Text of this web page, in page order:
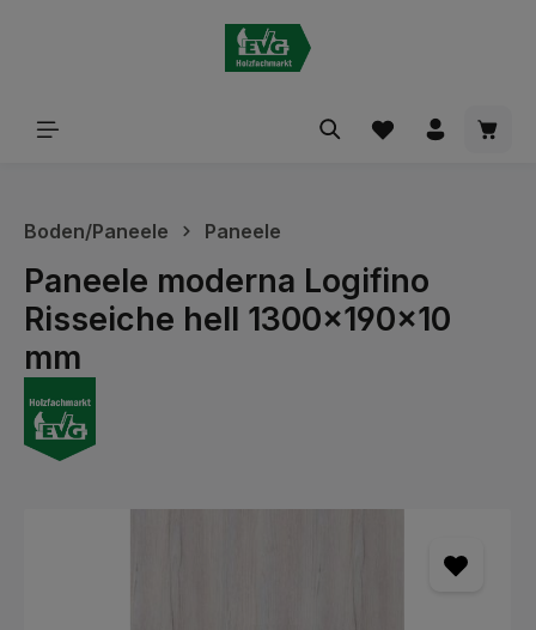
Boden/Paneele Paneele
Paneele moderna Logifino
Risseiche hell 1300x190x10
mm